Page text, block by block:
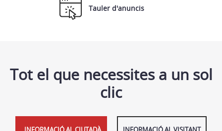
Tauler d'anuncis
Tot el que necessites a un sol
clic